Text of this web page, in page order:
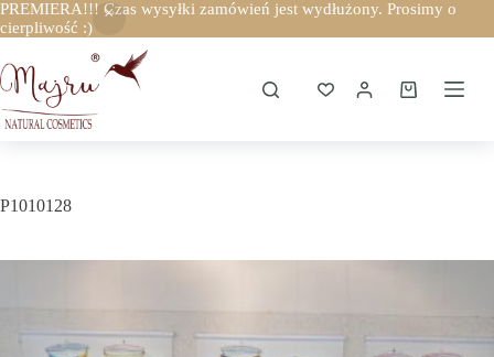
PREMIERA!!! Czas wysyłki zamówień jest wydłużony. Prosimy o
cierpliwość :)
do
treści
Koszyk
P1010128